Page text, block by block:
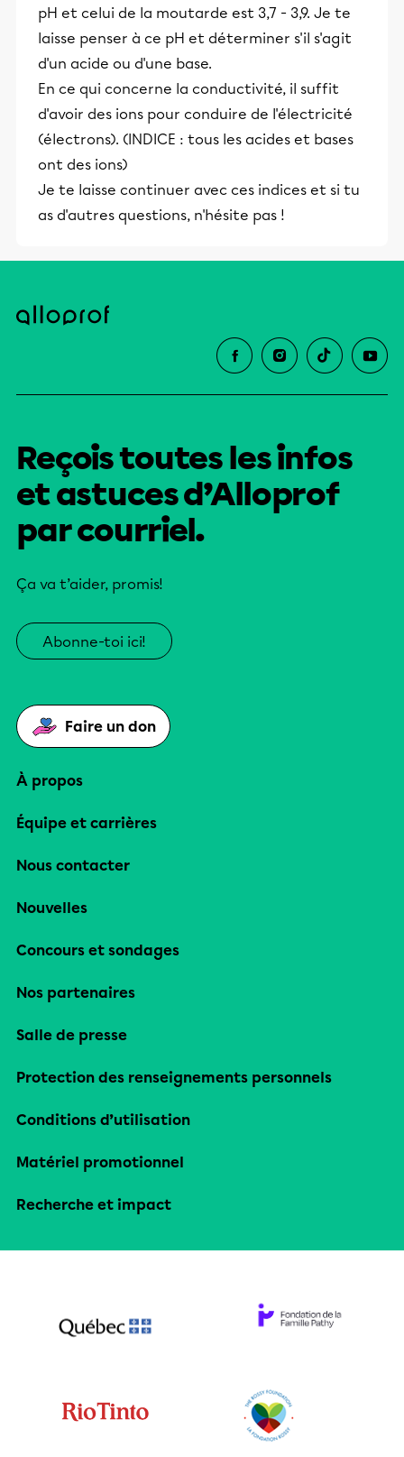
pH et celui de la moutarde est 3,7 - 3,9. Je te
laisse penser à ce pH et déterminer s'il s'agit
d'un acide ou d'une base.
En ce qui concerne la conductivité, il suffit
d'avoir des ions pour conduire de l'électricité
(électrons). (INDICE : tous les acides et bases
ont des ions)
Je te laisse continuer avec ces indices et si tu
as d'autres questions, n'hésite pas !
Reçois toutes les infos
et astuces d’Alloprof
par courriel.
Ça va t’aider, promis!
Abonne-toi ici!
Faire un don
À propos
Équipe et carrières
Nous contacter
Nouvelles
Concours et sondages
Nos partenaires
Salle de presse
Protection des renseignements personnels
Conditions d’utilisation
Matériel promotionnel
Recherche et impact